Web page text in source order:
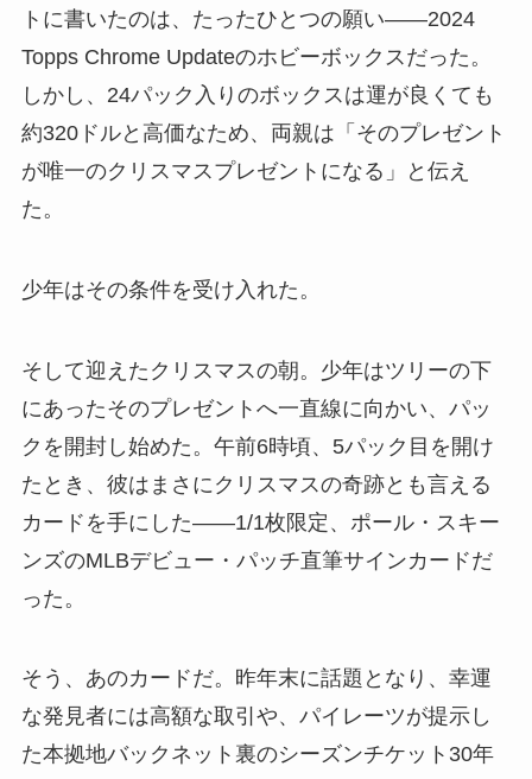
トに書いたのは、たったひとつの願い――2024
Topps Chrome Updateのホビーボックスだった。
しかし、24パック入りのボックスは運が良くても
約320ドルと高価なため、両親は「そのプレゼント
が唯一のクリスマスプレゼントになる」と伝え
た。
少年はその条件を受け入れた。
そして迎えたクリスマスの朝。少年はツリーの下
にあったそのプレゼントへ一直線に向かい、パッ
クを開封し始めた。午前6時頃、5パック目を開け
たとき、彼はまさにクリスマスの奇跡とも言える
カードを手にした――1/1枚限定、ポール・スキー
ンズのMLBデビュー・パッチ直筆サインカードだ
った。
そう、あのカードだ。昨年末に話題となり、幸運
な発見者には高額な取引や、パイレーツが提示し
た本拠地バックネット裏のシーズンチケット30年